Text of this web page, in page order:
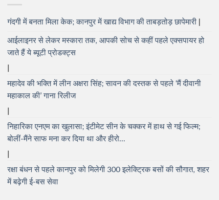
गंदगी में बनता मिला केक; कानपुर में खाद्य विभाग की ताबड़तोड़ छापेमारी
आईलाइनर से लेकर मस्कारा तक, आपकी सोच से कहीं पहले एक्सपायर हो
जाते हैं ये ब्यूटी प्रोडक्ट्स
महादेव की भक्ति में लीन अक्षरा सिंह; सावन की दस्तक से पहले ‘मैं दीवानी
महाकाल की’ गाना रिलीज
निहारिका एनएम का खुलासा; इंटीमेट सीन के चक्कर में हाथ से गई फिल्म;
बोलीं-मैंने साफ मना कर दिया था और हीरो…
रक्षा बंधन से पहले कानपुर को मिलेगी 300 इलेक्ट्रिक बसों की सौगात, शहर
में बढ़ेगी ई-बस सेवा